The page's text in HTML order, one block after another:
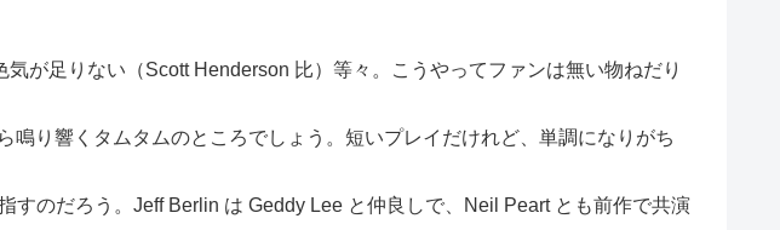
が足りない（Scott Henderson 比）等々。こうやってファンは無い物ねだり
鳴り響くタムタムのところでしょう。短いプレイだけれど、単調になりがち
のだろう。Jeff Berlin は Geddy Lee と仲良しで、Neil Peart とも前作で共演